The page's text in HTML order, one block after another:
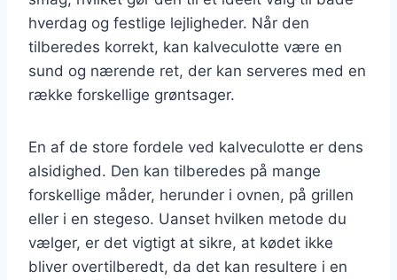
hverdag og festlige lejligheder. Når den
tilberedes korrekt, kan kalveculotte være en
sund og nærende ret, der kan serveres med en
række forskellige grøntsager.
En af de store fordele ved kalveculotte er dens
alsidighed. Den kan tilberedes på mange
forskellige måder, herunder i ovnen, på grillen
eller i en stegeso. Uanset hvilken metode du
vælger, er det vigtigt at sikre, at kødet ikke
bliver overtilberedt, da det kan resultere i en